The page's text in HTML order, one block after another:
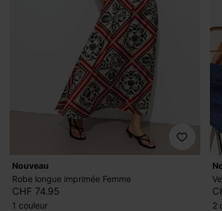
nouveau
Robe longue imprimée Femme
CHF 74.95
1 couleur